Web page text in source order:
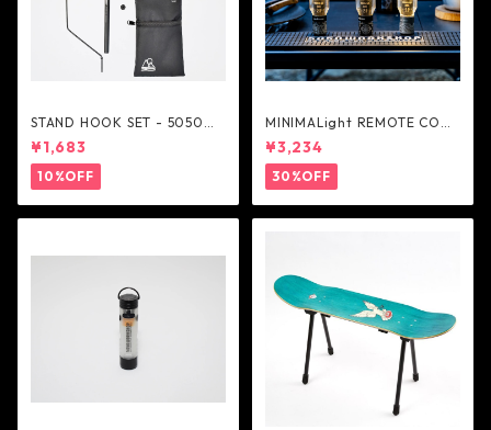
STAND HOOK SET - 5050W
ORKSHOP
¥1,683
10%OFF
MINIMALight REMOTE CONT
ROL 2.0 - 5050WORKSHOP
¥3,234
30%OFF